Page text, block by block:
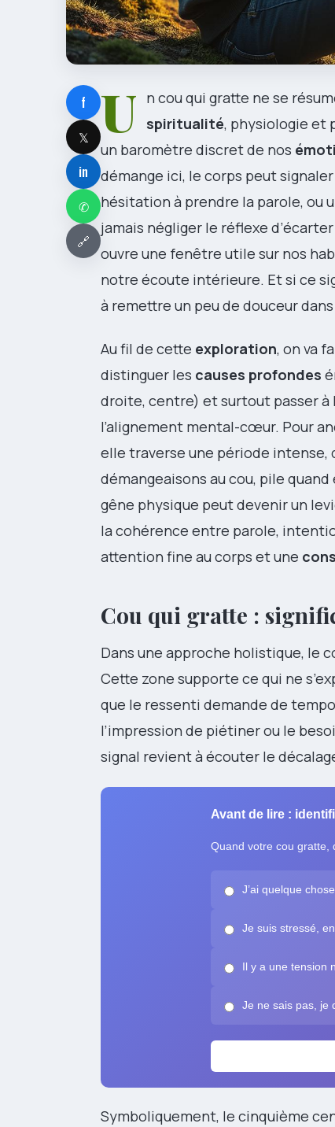
f
𝕏
in
✆
🔗
U n cou qui gratte ne se
spiritualité, physiologie et
un baromètre discret de nos
démange ici, le corps peut
hésitation à prendre la parole, ou
jamais négliger le réflexe
ouvre une fenêtre utile sur nos
notre écoute intérieure. Et si ce
à remettre un peu de douceur
Au fil de cette exploration, on va
distinguer les causes profondes
droite, centre) et surtout passer à
l’alignement mental-cœur. Pour
elle traverse une période intense,
démangeaisons au cou, pile
gêne physique peut devenir un
la cohérence entre parole,
attention fine au corps et une
Cou qui gratte :
Dans une approche holistique, le
Cette zone supporte ce qui ne
que le ressenti demande de
l’impression de piétiner ou le
signal revient à écouter le
Avant de lire :
Quand votre cou gratte,
J’ai quelque
Je suis stressé,
Il y a une tension
Je ne sais pas, je
Symboliquement, le cinquième